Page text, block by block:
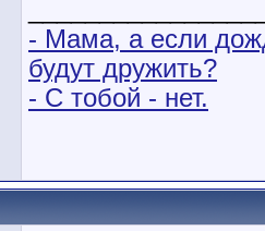
- Мама, а если
будут дружить?
- С тобой - нет.